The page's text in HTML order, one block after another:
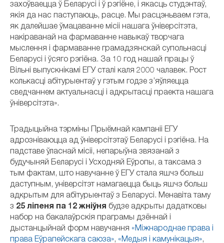
захоўваецца ў Беларусі і ў рэгіёне, і якасць студэнтаў,
якія да нас паступаюць, расце. Мы расцэньваем гэта,
як далейшае ўмацаванне місіі нашага ўніверсітэта,
накіраванай на фармаванне навыкаў творчага
мыслення і фармаванне грамадзянскай супольнасці
Беларусі і ўсяго рэгіёна. За 10 год нашай працы ў
Вільні выпускнікамі ЕГУ сталі каля 2000 чалавек. Рост
колькасці абітурыентаў у гэтым годзе з’яўляецца
сведчаннем актуальнасці і адкрытасці праекта нашага
ўніверсітэта».
Традыцыйна тэрміны Прыёмнай кампаніі ЕГУ
адрозніваюцца ад ўніверсітэтаў Беларусі і рэгіёна. На
падставе ўласнай місіі, непарыўна звязанай з
будучыняй Беларусі і Усходняй Еўропы, а таксама з
тым фактам, што навучанне ў ЕГУ стала яшчэ больш
даступным, універсітэт намагаецца быць яшчэ больш
адкрытым для абітурыентаў з Беларусі. Менавіта таму
з 25 ліпеня па 12 жніўня будзе адкрыты дадатковы
набор на бакалаўрскія праграмы дзённай і
дыстанцыйнай форм навучання «Міжнароднае права і
права Еўрапейскага саюза», «Медыя і камунікацыя»,